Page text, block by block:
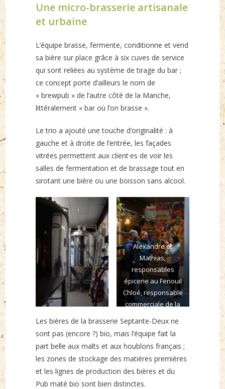
Une micro-brasserie artisanale
et urbaine
L’équipe brasse, fermente, conditionne et vend
sa bière sur place grâce à six cuves de service
qui sont reliées au système de tirage du bar ;
ce concept porte d’ailleurs le nom de
« brewpub » de l’autre côté de la Manche,
littéralement « bar où l’on brasse ».
Le trio a ajouté une touche d’originalité : à
gauche et à droite de l’entrée, les façades
vitrées permettent aux client·es de voir les
salles de fermentation et de brassage tout en
sirotant une bière ou une boisson sans alcool.
Alexandre et
Mathias,
responsables
épicerie au Fenouil
Chloé, responsable
commerciale de la
Les bières de la brasserie Septante-Deux ne
sont pas (encore ?) bio, mais l’équipe fait la
part belle aux malts et aux houblons français ;
les zones de stockage des matières premières
et les lignes de production des bières et du
Pub maté bio sont bien distinctes.